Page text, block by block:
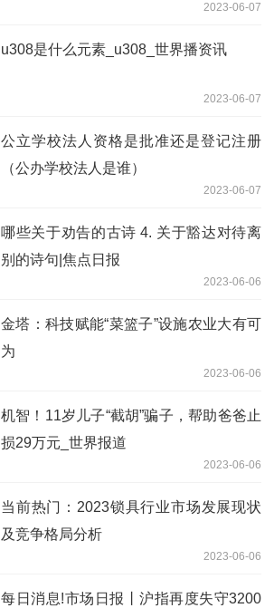
2023-06-07
u308是什么元素_u308_世界播资讯
2023-06-07
公立学校法人资格是批准还是登记注册
（公办学校法人是谁）
2023-06-07
哪些关于劝告的古诗 4. 关于豁达对待离
别的诗句|焦点日报
2023-06-06
金塔：科技赋能“菜篮子”设施农业大有可
为
2023-06-06
机智！11岁儿子“截胡”骗子，帮助爸爸止
损29万元_世界报道
2023-06-06
当前热门：2023锁具行业市场发展现状
及竞争格局分析
2023-06-06
每日消息!市场日报丨沪指再度失守3200